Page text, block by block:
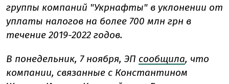
группы компаний "Укрнафты" в уклонении от
уплаты налогов на более 700 млн грн в
течение 2019-2022 годов.
В понедельник, 7 ноября, ЭП сообщила, что
компании, связанные с Константином